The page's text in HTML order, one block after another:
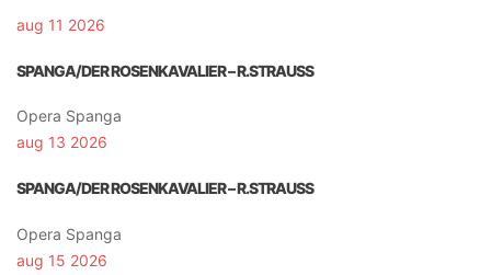
aug 11 2026
SPANGA/DER ROSENKAVALIER – R.STRAUSS
Opera Spanga
aug 13 2026
SPANGA/DER ROSENKAVALIER – R.STRAUSS
Opera Spanga
aug 15 2026